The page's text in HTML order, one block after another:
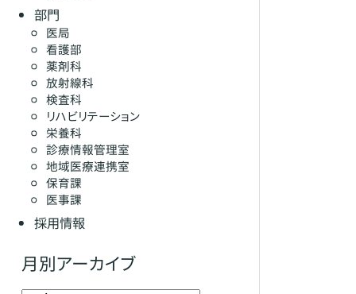
部門
医局
看護部
薬剤科
放射線科
検査科
リハビリテーション
栄養科
診療情報管理室
地域医療連携室
保育課
医事課
採用情報
月別アーカイブ